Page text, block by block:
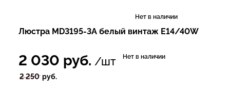
Нет в наличии
Люстра MD3195-3A белый винтаж E14/40W
2 030 руб. /шт Нет в наличии
2 250 руб.